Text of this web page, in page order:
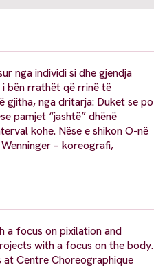
nga individi si dhe gjendja
i bën rrathët që rrinë të
gjitha, nga dritarja: Duket se po
pamjet “jashtë” dhënë
kohe. Nëse e shikon O-në
– koreografi,
a focus on pixilation and
with a focus on the body.
at Centre Choreographique